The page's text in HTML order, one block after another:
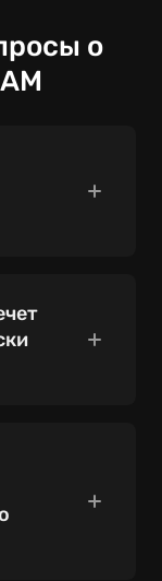
о
часть